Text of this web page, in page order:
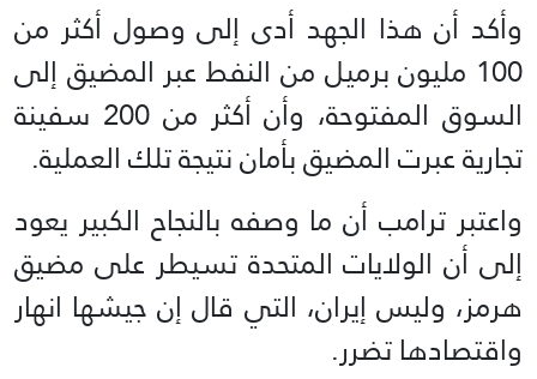
وأكد أن هذا الجهد أدى إلى وصول أكثر من
100 مليون برميل من النفط عبر المضيق إلى
السوق المفتوحة، وأن أكثر من 200 سفينة
تجارية عبرت المضيق بأمان نتيجة تلك العملية.
واعتبر ترامب أن ما وصفه بالنجاح الكبير يعود
إلى أن الولايات المتحدة تسيطر على مضيق
هرمز، وليس إيران، التي قال إن جيشها انهار
واقتصادها تضرر.